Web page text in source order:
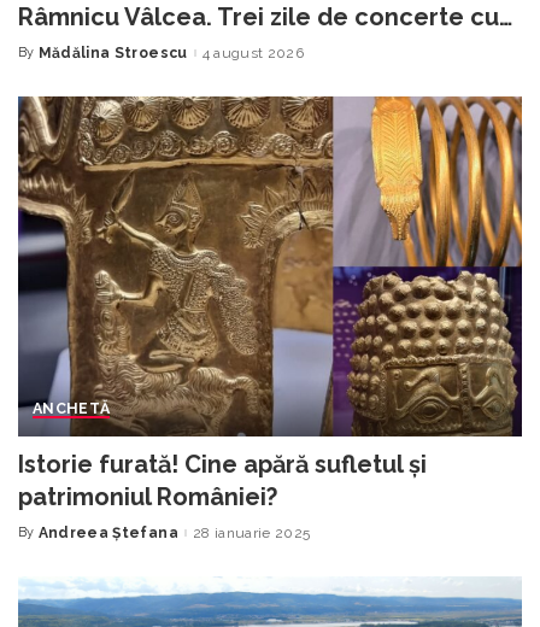
Râmnicu Vâlcea. Trei zile de concerte cu
intrare liberă la Arenele Traian
Posted
By Mădălina Stroescu 4 august 2026
ANCHETĂ
Istorie furată! Cine apără sufletul și
patrimoniul României?
Posted
By Andreea Ștefana 28 ianuarie 2025